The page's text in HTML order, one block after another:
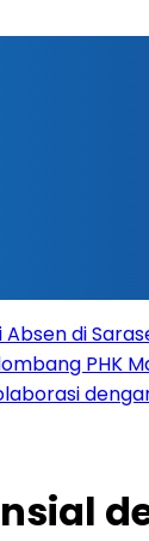
di
PHK